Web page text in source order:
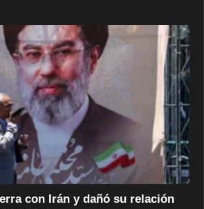
con Irán y dañó su relación